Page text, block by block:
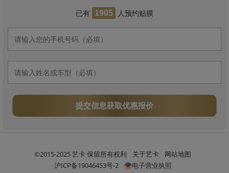
已有 1905 人预约贴膜
提交信息获取优惠报价
©2015-2025 艺卡 保留所有权利 关于艺卡
网站地图
沪ICP备19046453号-2
电子营业执照